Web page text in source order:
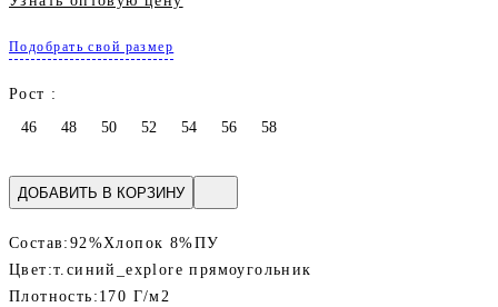
Подобрать свой размер
Рост :
46
48 50 52 54 56 58
ДОБАВИТЬ В КОРЗИНУ
Состав: 92%Хлопок 8%ПУ
Цвет:т.синий_explore прямоугольник
Плотность: 170 Г/м2